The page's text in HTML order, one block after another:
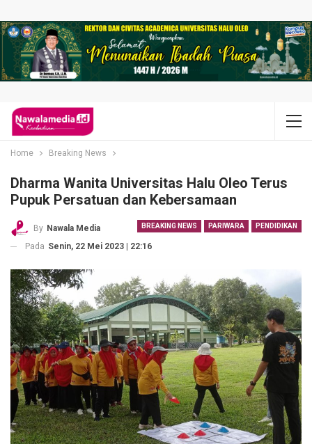
Home Breaking News
Dharma Wanita Universitas Halu Oleo Terus
Pupuk Persatuan dan Kebersamaan
BREAKING NEWS PARIWARA PENDIDIKAN
By Nawala Media
Pada Senin, 22 Mei 2023 | 22:16